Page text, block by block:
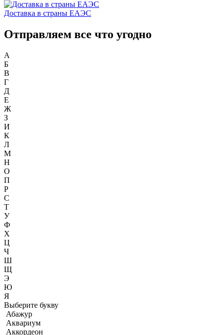
Доставка в страны ЕАЭС
Отправляем все что угодно
А
Б
В
Г
Д
Е
Ж
З
И
К
Л
М
Н
О
П
Р
С
Т
У
Ф
Х
Ц
Ч
Ш
Щ
Э
Ю
Я
Выберите букву
Абажур
Аквариум
Аккордеон